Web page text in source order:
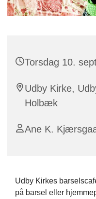
Torsdag 10.
Udby Kirke,
Holbæk
Ane K.
Udby Kirkes
på barsel eller